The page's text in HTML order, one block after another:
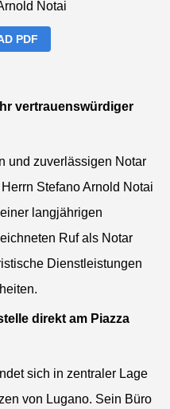
PDF
vertrauenswürdiger
und zuverlässigen Notar
Stefano Arnold Notai
langjährigen
Ruf als Notar
Dienstleistungen
direkt am Piazza
sich in zentraler Lage
von Lugano. Sein Büro